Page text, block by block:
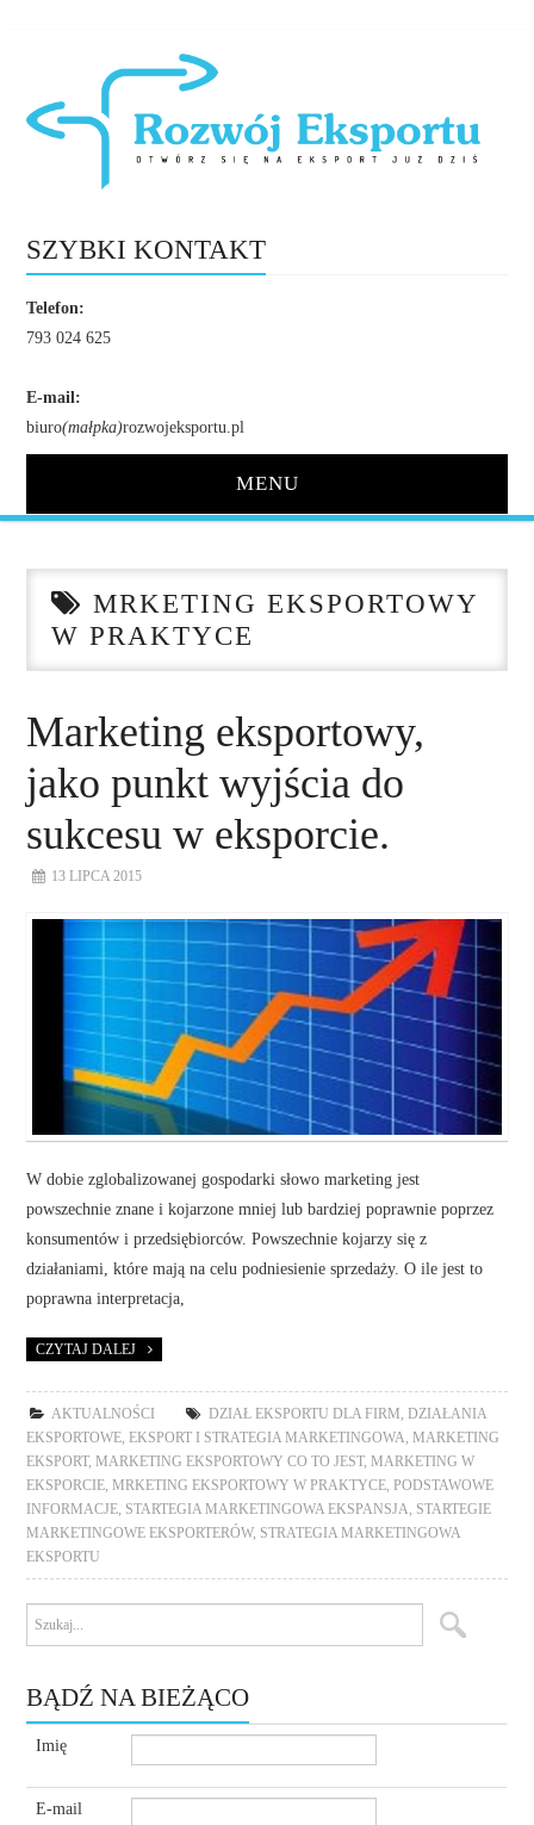
SZYBKI KONTAKT
Telefon:
793 024 625
E-mail:
biuro(małpka)rozwojeksportu.pl
MENU
O NAS
DORADZTWO
PLAN ROZWOJU EKSPORTU
PROEXIO
KONTAKT
MRKETING EKSPORTOWY
W PRAKTYCE
Marketing eksportowy,
jako punkt wyjścia do
sukcesu w eksporcie.
13 LIPCA 2015
W dobie zglobalizowanej gospodarki słowo marketing jest
powszechnie znane i kojarzone mniej lub bardziej poprawnie poprzez
konsumentów i przedsiębiorców. Powszechnie kojarzy się z
działaniami, które mają na celu podniesienie sprzedaży. O ile jest to
poprawna interpretacja,
CZYTAJ DALEJ
AKTUALNOŚCI DZIAŁ EKSPORTU DLA FIRM
DZIAŁANIA
EKSPORTOWE
EKSPORT I STRATEGIA MARKETINGOWA
MARKETING
EKSPORT, MARKETING EKSPORTOWY CO TO JEST, MARKETING W
EKSPORCIE
MRKETING EKSPORTOWY W PRAKTYCE
PODSTAWOWE
INFORMACJE STARTEGIA MARKETINGOWA EKSPANSJA
STARTEGIE
MARKETINGOWE EKSPORTERÓW, STRATEGIA MARKETINGOWA
EKSPORTU
BĄDŹ NA BIEŻĄCO
Imię
E-mail